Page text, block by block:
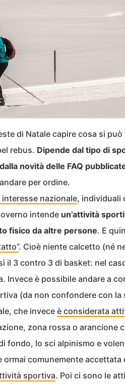
di Natale capire cosa si
rebus. Dipende dal tipo di
novità delle FAQ
per ordine.
nazionale, individuali
intende un’attività
fisico da altre persone. E
. Cioè niente calcetto (né
il 3 contro 3 di basket: nel
Invece è possibile andare a
(da non confondere con la
che inveceè considerata
zona rossa o arancione
fondo, lo sci alpinismo e
ormai comunemente accettata
sportiva. Poi ci sono le